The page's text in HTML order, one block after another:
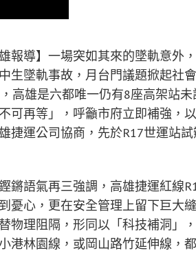
報導】一場突如其來的墜軌意外
生墜軌事故，月台門議題掀起社
高雄是六都唯一仍有8座高架站
可再等」，呼籲市府立即補強，
捷運公司協商，先於R17世運站
鏘語氣再三強調，高雄捷運紅線
憂心，更在安全管理上留下巨大
物理阻隔，形同以「科技補洞」
港林園線，或岡山路竹延伸線，